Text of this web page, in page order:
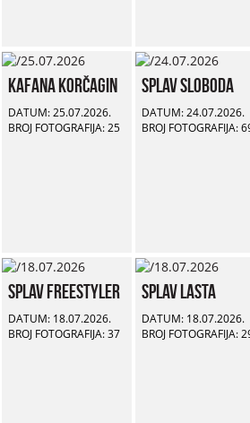
Kafana Korčagin
DATUM: 25.07.2026.
BROJ FOTOGRAFIJA: 25
Splav Sloboda
DATUM: 24.07.2026.
BROJ FOTOGRAFIJA:
Splav Freestyler
DATUM: 18.07.2026.
BROJ FOTOGRAFIJA: 37
Splav Lasta
DATUM: 18.07.2026.
BROJ FOTOGRAFIJA: